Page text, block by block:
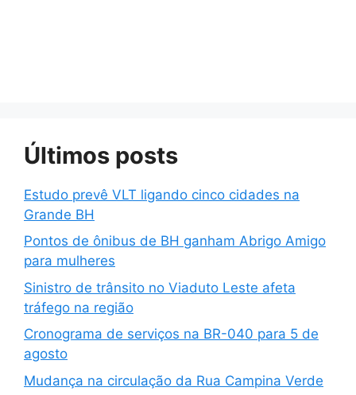
Últimos posts
Estudo prevê VLT ligando cinco cidades na
Grande BH
Pontos de ônibus de BH ganham Abrigo Amigo
para mulheres
Sinistro de trânsito no Viaduto Leste afeta
tráfego na região
Cronograma de serviços na BR-040 para 5 de
agosto
Mudança na circulação da Rua Campina Verde